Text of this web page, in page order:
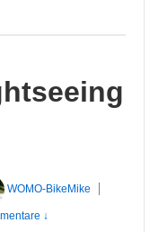
WOMO-BikeMike
↓